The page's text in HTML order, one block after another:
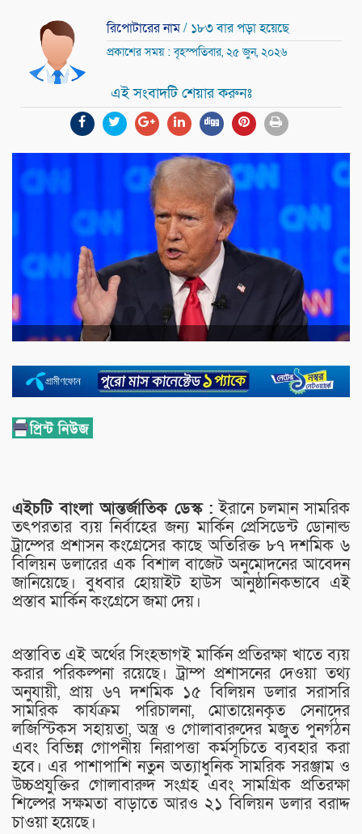
রিপোটারের নাম/ ১৮৩ বার পড়া হয়েছে
প্রকাশের সময় : বৃহস্পতিবার, ২৫ জুন, ২০২৬
এই সংবাদটি শেয়ার করুনঃ
এইচটি বাংলা আন্তর্জাতিক ডেস্ক : ইরানে চলমান সামরিক
তৎপরতার ব্যয় নির্বাহের জন্য মার্কিন প্রেসিডেন্ট ডোনাল্ড
ট্রাম্পের প্রশাসন কংগ্রেসের কাছে অতিরিক্ত ৮৭ দশমিক ৬
বিলিয়ন ডলারের এক বিশাল বাজেট অনুমোদনের আবেদন
জানিয়েছে। বুধবার হোয়াইট হাউস আনুষ্ঠানিকভাবে এই
প্রস্তাব মার্কিন কংগ্রেসে জমা দেয়।
প্রস্তাবিত এই অর্থের সিংহভাগই মার্কিন প্রতিরক্ষা খাতে ব্যয়
করার পরিকল্পনা রয়েছে। ট্রাম্প প্রশাসনের দেওয়া তথ্য
অনুযায়ী, প্রায় ৬৭ দশমিক ১৫ বিলিয়ন ডলার সরাসরি
সামরিক কার্যক্রম পরিচালনা, মোতায়েনকৃত সেনাদের
লজিস্টিকস সহায়তা, অস্ত্র ও গোলাবারুদের মজুত পুনর্গঠন
এবং বিভিন্ন গোপনীয় নিরাপত্তা কর্মসূচিতে ব্যবহার করা
হবে। এর পাশাপাশি নতুন অত্যাধুনিক সামরিক সরঞ্জাম ও
উচ্চপ্রযুক্তির গোলাবারুদ সংগ্রহ এবং সামগ্রিক প্রতিরক্ষা
শিল্পের সক্ষমতা বাড়াতে আরও ২১ বিলিয়ন ডলার বরাদ্দ
চাওয়া হয়েছে।